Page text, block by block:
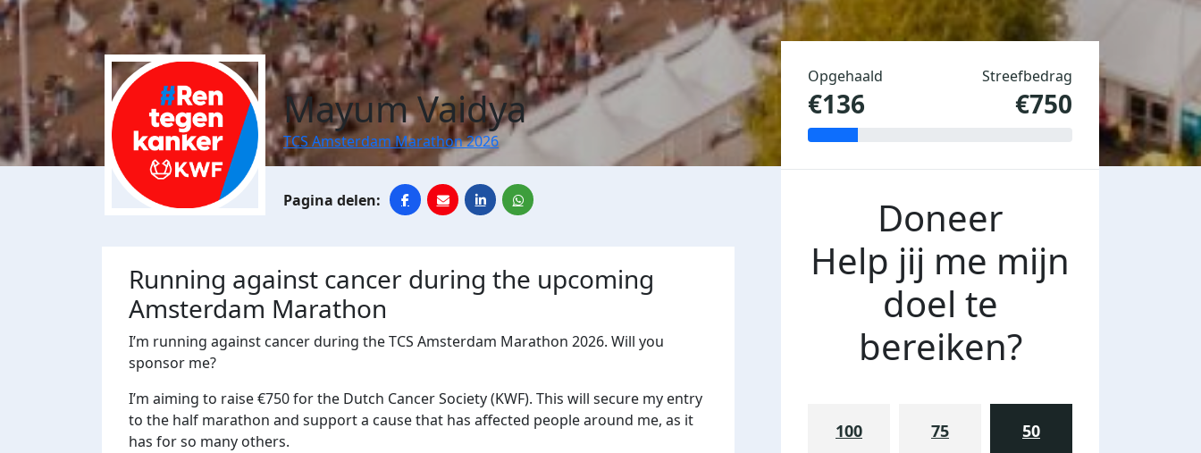
Mayum Vaidya
TCS Amsterdam Marathon 2026
Running against cancer during the upcoming
Amsterdam Marathon
I’m running against cancer during the TCS Amsterdam Marathon 2026. Will you
sponsor me?
I’m aiming to raise €750 for the Dutch Cancer Society (KWF). This will secure my entry
to the half marathon and support a cause that has affected people around me, as it
has for so many others.
Opgehaald
€136
Streefbedrag
€750
Doneer
Help jij me mijn
doel te
bereiken?
100 75 50